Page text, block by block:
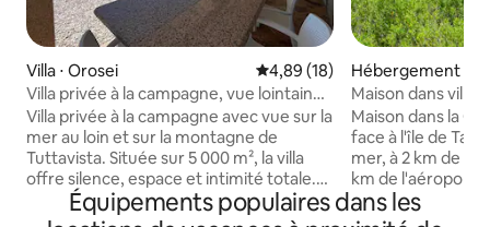
Villa ⋅ Orosei Évaluation moyenne sur la
4,89 (18)
Villa privée à la campagne, vue lointaine
sur la mer
Villa privée à la campagne avec vue sur la
mer au loin et sur la montagne de
Tuttavista. Située sur 5 000 m², la villa
offre silence, espace et intimité totale.
Idéale pour les amoureux de la nature,
les familles et les voyageurs avec des
Hébergement ⋅
Maison dans villa
vue
Maison dans la
face à l'île de
mer, à 2 km de
km de l'aéroport
excellent état et
doubles avec
Équipements populaires dans les